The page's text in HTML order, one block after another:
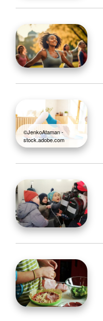
©JenkoAtaman -
stock.adobe.com